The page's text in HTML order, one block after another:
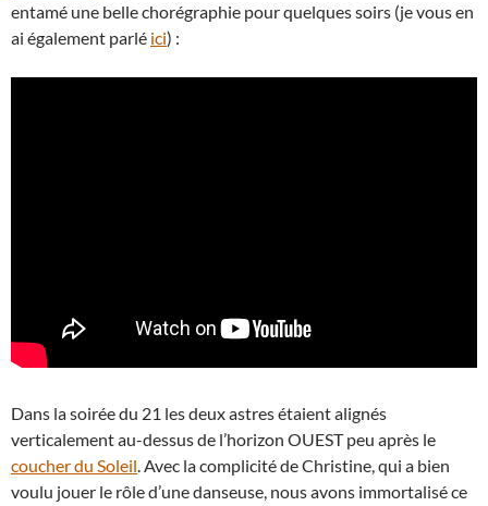
entamé une belle chorégraphie pour quelques soirs (je vous en
ai également parlé ici) :
Dans la soirée du 21 les deux astres étaient alignés
verticalement au-dessus de l’horizon OUEST peu après le
coucher du Soleil. Avec la complicité de Christine, qui a bien
voulu jouer le rôle d’une danseuse, nous avons immortalisé ce